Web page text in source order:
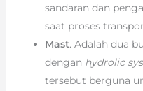
sandaran dan
saat proses
Mast. Adalah dua
dengan hydrolic
tersebut berguna